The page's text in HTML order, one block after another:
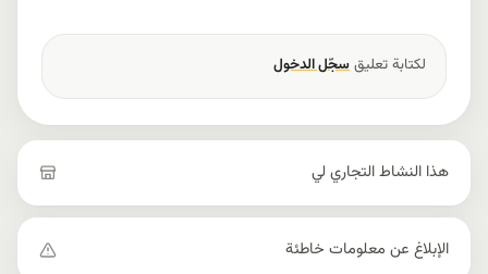
لكتابة تعليقسجّل الدخول
هذا النشاط التجاري لي
الإبلاغ عن معلومات خاطئة